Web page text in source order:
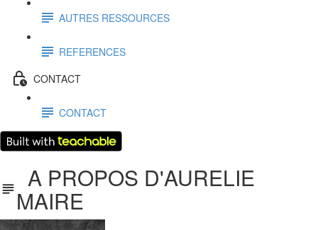
AUTRES RESSOURCES
REFERENCES
CONTACT
CONTACT
A PROPOS D'AURELIE
MAIRE